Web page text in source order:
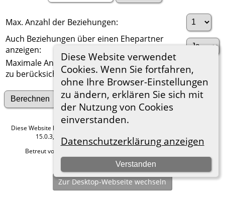
Diese Website verwendet
Cookies. Wenn Sie fortfahren,
ohne Ihre Browser-Einstellungen
zu ändern, erklären Sie sich mit
der Nutzung von Cookies
einverstanden.
Datenschutzerklärung anzeigen
Verstanden
Max. Anzahl der Beziehungen:
Auch Beziehungen über einen Ehepartner
anzeigen:
Maximale Anzahl der
zu berücksichtigenden Generationen:
Suche nach anderen Verbindungen
Diese Website läuft mit
15.0.3, programmiert von Darrin Lythgoe © 2001-2026.
Betreut von
Hier geht es zum Impressum
Zur Desktop-Webseite wechseln